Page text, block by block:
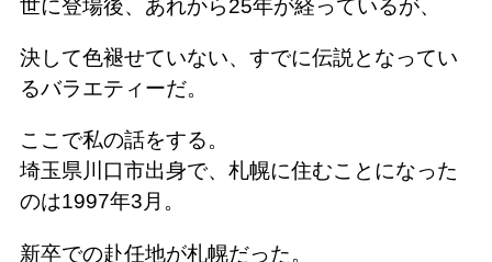
世に登場後、あれから25年が経っているが、
決して色褪せていない、すでに伝説となってい
るバラエティーだ。
ここで私の話をする。
埼玉県川口市出身で、札幌に住むことになった
のは1997年3月。
新卒での赴任地が札幌だった。